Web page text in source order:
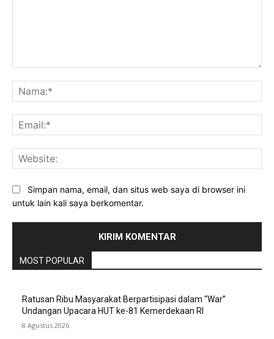
Simpan nama, email, dan situs web saya di browser ini
untuk lain kali saya berkomentar.
MOST POPULAR
Ratusan Ribu Masyarakat Berpartisipasi dalam “War”
Undangan Upacara HUT ke-81 Kemerdekaan RI
8 Agustus 2026